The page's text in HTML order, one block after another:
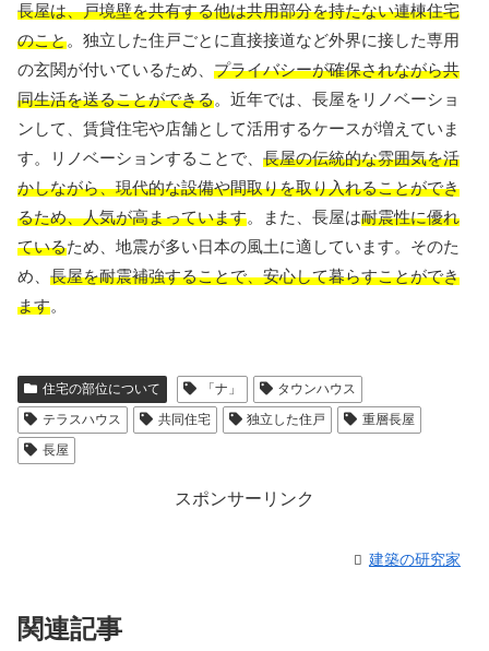
長屋は、戸境壁を共有する他は共用部分を持たない連棟住宅
のこと。独立した住戸ごとに直接接道など外界に接した専用
の玄関が付いているため、 プライバシーが確保されながら共
同生活を送ることができる。近年では、長屋をリノベーショ
ンして、賃貸住宅や店舗として活用するケースが増えていま
す。リノベーションすることで、 長屋の伝統的な雰囲気を活
かしながら、現代的な設備や間取りを取り入れることができ
るため、人気が高まっています。また、長屋は耐震性に優れ
ているため、地震が多い日本の風土に適しています。そのた
め、 長屋を耐震補強することで、安心して暮らすことができ
ます。
住宅の部位について 「ナ」
タウンハウス
テラスハウス
共同住宅 独立した住戸
重層長屋
長屋
スポンサーリンク
建築の研究家
関連記事